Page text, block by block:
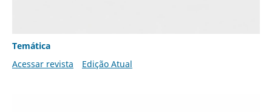
Temática
Acessar revista
Edição Atual